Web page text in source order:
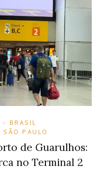
BRASIL
SÃO PAULO
de Guarulhos:
no Terminal 2